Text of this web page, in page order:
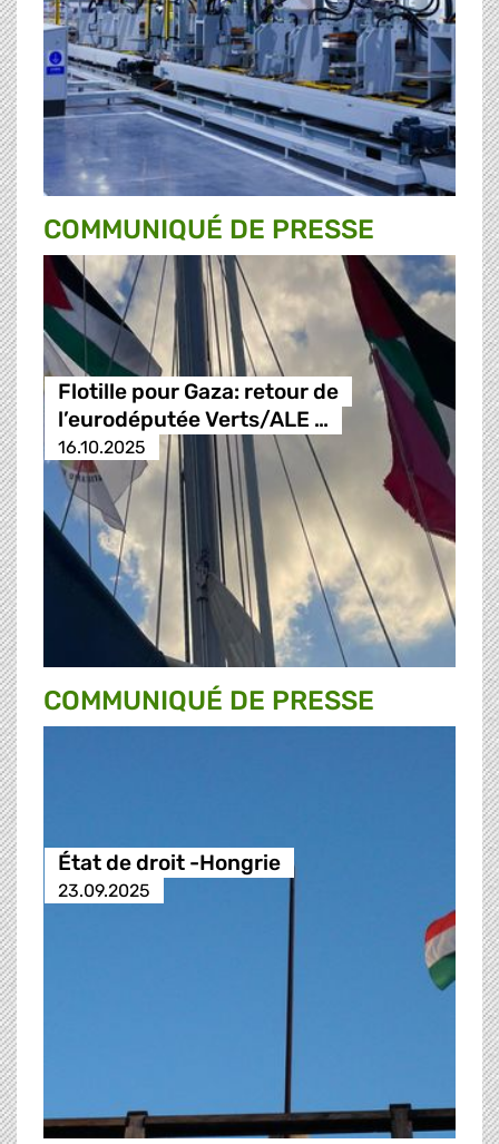
COMMUNIQUÉ DE PRESSE
Flotille pour Gaza: retour de
l’eurodéputée Verts/ALE …
16.10.2025
COMMUNIQUÉ DE PRESSE
État de droit -Hongrie
23.09.2025